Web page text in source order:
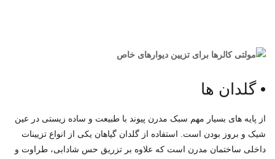
• گلدان ها
از پایه های بسیار مهم سبک مدرن پیوند با طبیعت و ساده زیستی در عین
شیک و بروز بودن است. استفاده از گلدان گیاهان یکی از انواع تزیینات
داخلی ساختمان مدرن است که علاوه بر تزریق حس شادابی، طراوت و